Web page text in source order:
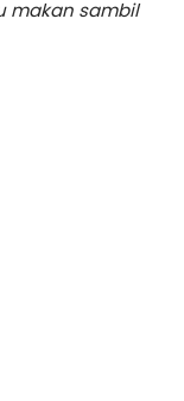
makan sambil